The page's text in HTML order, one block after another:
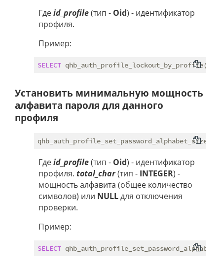
Гдеid_profile(тип - Oid) - идентификатор
профиля.
Пример:
SELECT qhb_auth_profile_lockout_by_profile(
Установить минимальную мощность
алфавита пароля для данного
профиля
Гдеid_profile(тип - Oid) - идентификатор
профиля. total_char(тип - INTEGER) -
мощность алфавита (общее количество
символов) или NULLдля отключения
проверки.
Пример:
SELECT